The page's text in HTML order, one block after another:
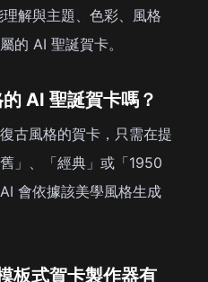
解與主題、色彩、風格
的 AI 聖誕賀卡。
AI 聖誕賀卡嗎？
古風格的賀卡，只需在提
」、「經典」或「1950
會依據該美學風格生成
板式賀卡製作器有